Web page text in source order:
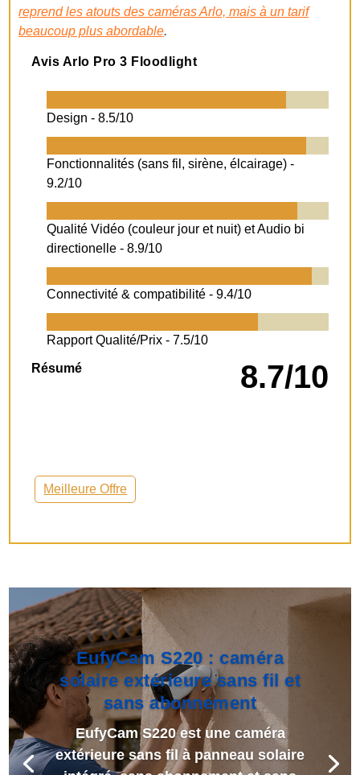
reprend les atouts des caméras Arlo, mais à un tarif
beaucoup plus abordable.
Avis Arlo Pro 3 Floodlight
Design -8.5/10
Fonctionnalités (sans fil, sirène, élcairage) -
9.2/10
Qualité Vidéo (couleur jour et nuit) et Audio bi
directionelle -8.9/10
Connectivité & compatibilité -9.4/10
Rapport Qualité/Prix -7.5/10
8.7/10
Résumé
Meilleure Offre
EufyCam S220 : caméra
solaire extérieure sans fil et
sans abonnement
EufyCam S220 est une caméra
extérieure sans fil à panneau solaire